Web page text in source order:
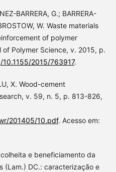
BARRERA, G.; BARRERA-
W. Waste materials
of polymer
Polymer Science, v. 2015, p.
2015/763917.
X. Wood-cement
v. 59, n. 5, p. 813-826,
201405/10.pdf. Acesso em:
e beneficiamento da
(Lam.) DC.: caracterização e